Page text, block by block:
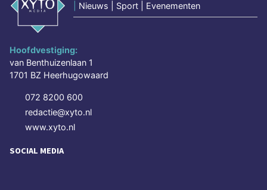
Nieuws | Sport | Evenementen
Hoofdvestiging:
van Benthuizenlaan 1
1701 BZ Heerhugowaard
072 8200 600
redactie@xyto.nl
www.xyto.nl
SOCIAL MEDIA